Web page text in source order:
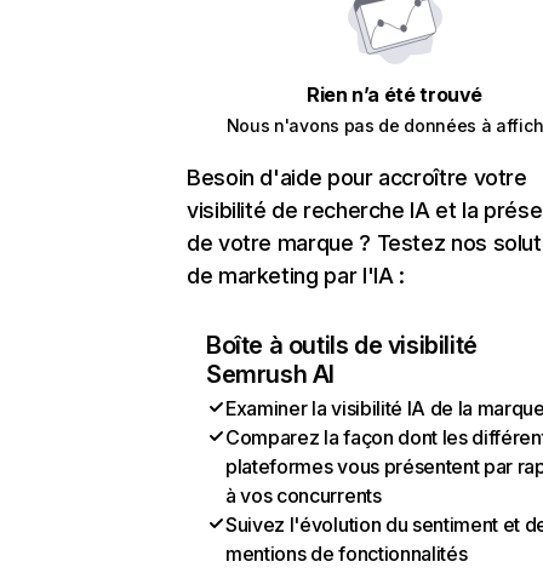
Rien n’a été trouvé
Nous n'avons pas de données à
Besoin d'aide pour accroître votre
visibilité de recherche IA et la
de votre marque ? Testez nos
de marketing par l'IA :
Boîte à outils de visibilité
Semrush AI
Examiner la visibilité IA de la
Comparez la façon dont les
plateformes vous présentent par
à vos concurrents
Suivez l'évolution du sentiment et
mentions de fonctionnalités